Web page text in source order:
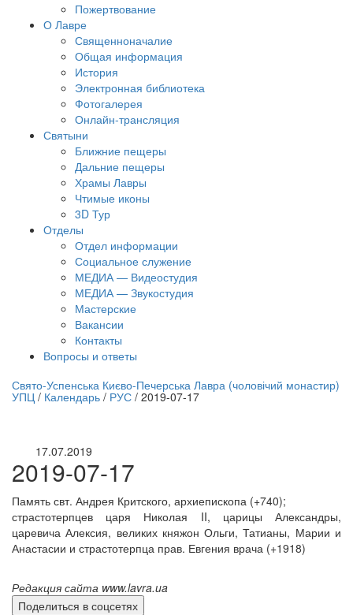
Пожертвование
О Лавре
Священноначалие
Общая информация
История
Электронная библиотека
Фотогалерея
Онлайн-трансляция
Святыни
Ближние пещеры
Дальние пещеры
Храмы Лавры
Чтимые иконы
3D Тур
Отделы
Отдел информации
Социальное служение
МЕДИА — Видеостудия
МЕДИА — Звукостудия
Мастерские
Вакансии
Контакты
Вопросы и ответы
трансляция | 12 сентября
Свято-Успенська Києво-Печерська Лавра (чоловічий монастир)
УПЦ / Календарь / РУС / 2019-07-17
17.07.2019
2019-07-17
Память свт. Андрея Критского, архиепископа (+740);
страстотерпцев царя Николая II, царицы Александры,
царевича Алексия, великих княжон Ольги, Татианы, Марии и
Анастасии и страстотерпца прав. Евгения врача (+1918)
Редакция сайта www.lavra.ua
Поделиться в соцсетях